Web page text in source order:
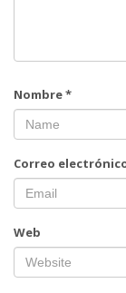
Nombre*
Correo
Web